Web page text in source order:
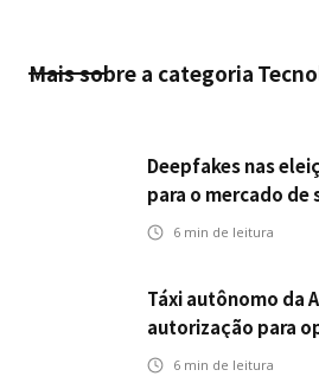
Mais sobre a categoria
Deepfakes nas
para o mercado
desafios da
6 min de leitura
Táxi autônomo da
autorização para
nos EUA: como a
6 min de leitura